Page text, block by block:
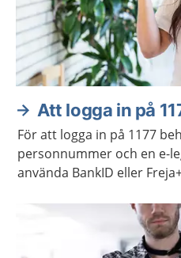
Att logga in på
För att logga in på 1177
personnummer och en e-
använda BankID eller